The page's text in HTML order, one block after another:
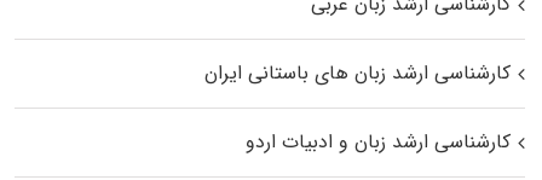
کارشناسی ارشد زبان‌ های باستانی ایران
کارشناسی ارشد زبان و ادبیات اردو